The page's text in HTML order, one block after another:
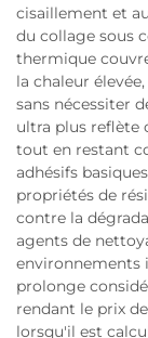
cisaillement et
du collage sous
thermique
la chaleur
sans nécessiter
ultra plus reflète
tout en restant
adhésifs
propriétés de
contre la
agents de
environnements
prolonge
rendant le prix
lorsqu'il est